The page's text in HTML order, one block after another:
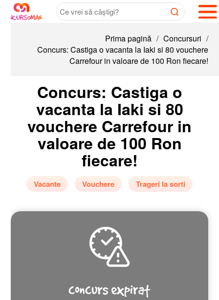
Prima pagină / Concursuri /
Concurs: Castiga o vacanta la Iaki si 80 vouchere
Carrefour in valoare de 100 Ron fiecare!
Concurs: Castiga o
vacanta la Iaki si 80
vouchere Carrefour in
valoare de 100 Ron
fiecare!
Vacante Vouchere Trageri la sorti